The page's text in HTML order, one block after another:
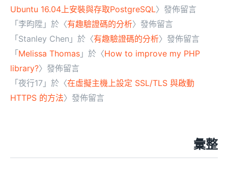
Ubuntu 16.04上安裝與存取PostgreSQL〉發佈留言
「 李昀陞 」於〈有趣驗證碼的分析〉發佈留言
「 Stanley Chen 」於〈有趣驗證碼的分析〉發佈留言
「 Melissa Thomas 」於〈How to improve my PHP
library?〉發佈留言
「 夜行17 」於〈在虛擬主機上設定 SSL/TLS 與啟動
HTTPS 的方法〉發佈留言
彙整